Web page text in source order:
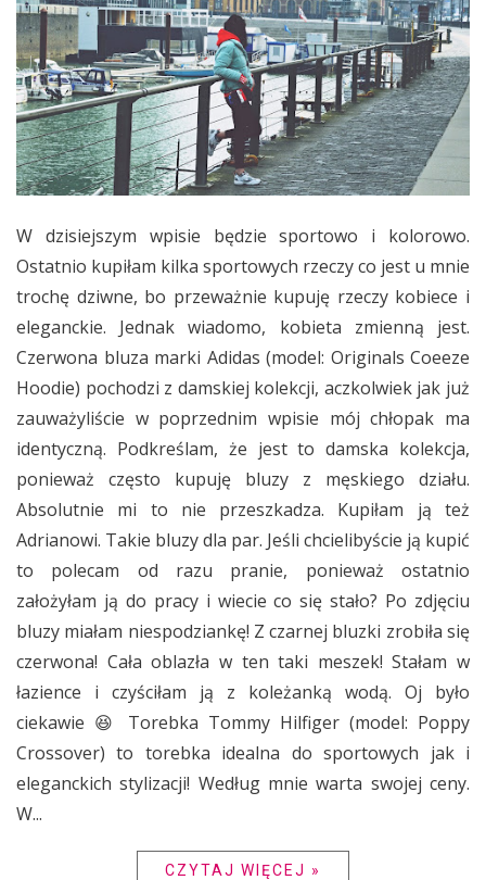
W dzisiejszym wpisie będzie sportowo i kolorowo.
Ostatnio kupiłam kilka sportowych rzeczy co jest u mnie
trochę dziwne, bo przeważnie kupuję rzeczy kobiece i
eleganckie. Jednak wiadomo, kobieta zmienną jest.
Czerwona bluza marki Adidas (model: Originals Coeeze
Hoodie) pochodzi z damskiej kolekcji, aczkolwiek jak już
zauważyliście w poprzednim wpisie mój chłopak ma
identyczną. Podkreślam, że jest to damska kolekcja,
ponieważ często kupuję bluzy z męskiego działu.
Absolutnie mi to nie przeszkadza. Kupiłam ją też
Adrianowi. Takie bluzy dla par. Jeśli chcielibyście ją kupić
to polecam od razu pranie, ponieważ ostatnio
założyłam ją do pracy i wiecie co się stało? Po zdjęciu
bluzy miałam niespodziankę! Z czarnej bluzki zrobiła się
czerwona! Cała oblazła w ten taki meszek! Stałam w
łazience i czyściłam ją z koleżanką wodą. Oj było
ciekawie 😆 Torebka Tommy Hilfiger (model: Poppy
Crossover) to torebka idealna do sportowych jak i
eleganckich stylizacji! Według mnie warta swojej ceny.
W...
CZYTAJ WIĘCEJ »